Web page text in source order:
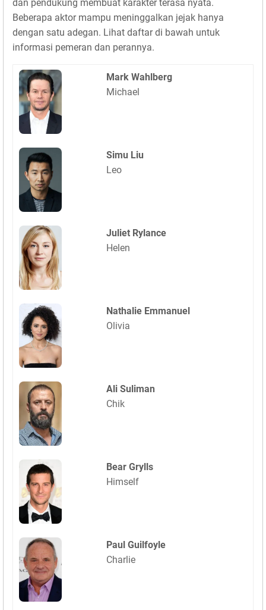
dan pendukung membuat karakter terasa nyata.
Beberapa aktor mampu meninggalkan jejak hanya
dengan satu adegan. Lihat daftar di bawah untuk
informasi pemeran dan perannya.
Mark Wahlberg
Michael
Simu Liu
Leo
Juliet Rylance
Helen
Nathalie Emmanuel
Olivia
Ali Suliman
Chik
Bear Grylls
Himself
Paul Guilfoyle
Charlie